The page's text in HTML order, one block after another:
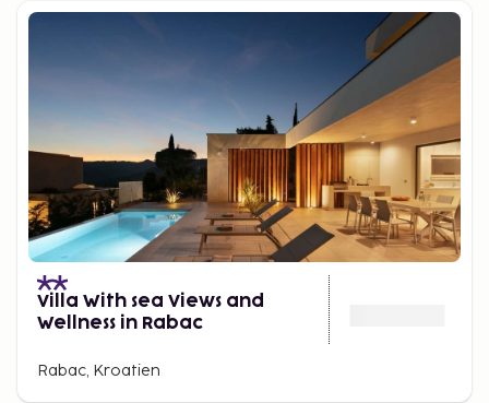
Villa With sea Views and
Wellness in Rabac
Rabac, Kroatien